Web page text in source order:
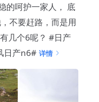
的呵护一家人， 底
不要赶路，而是用
几个6呢？ #日产
日产n6# 详情